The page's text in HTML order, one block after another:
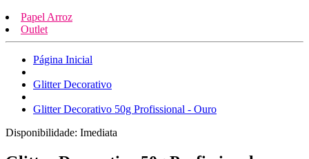
Papel Arroz
Outlet
Página Inicial
Glitter Decorativo
Glitter Decorativo 50g Profissional - Ouro
Disponibilidade: Imediata